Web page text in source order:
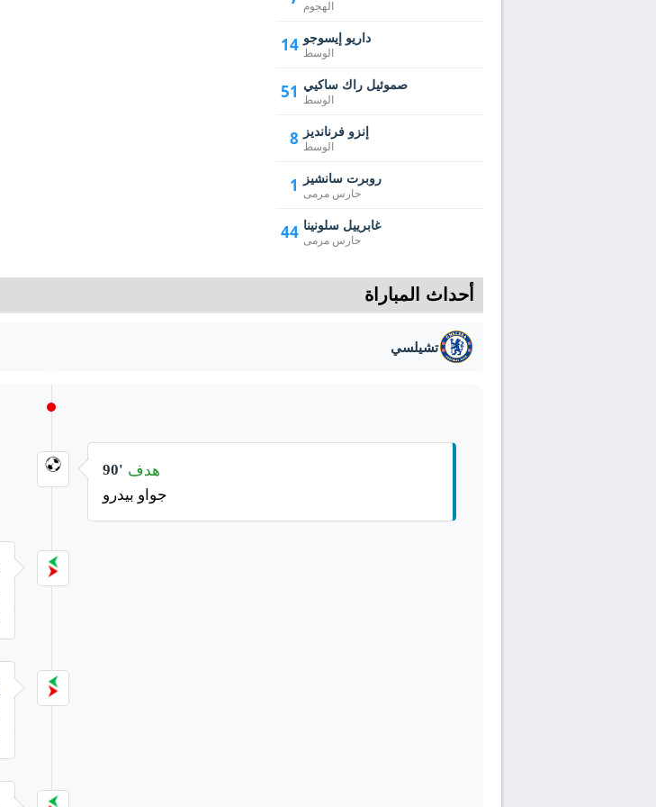
الهجوم
14 داريو إيسوجو
الوسط
51 صموئيل راك ساكيي
الوسط
8 إنزو فرنانديز
الوسط
1 روبرت سانشيز
حارس مرمى
44 غابرييل سلونينا
حارس مرمى
أحداث المباراة
تشيلسي
90' هدف
جواو بيدرو